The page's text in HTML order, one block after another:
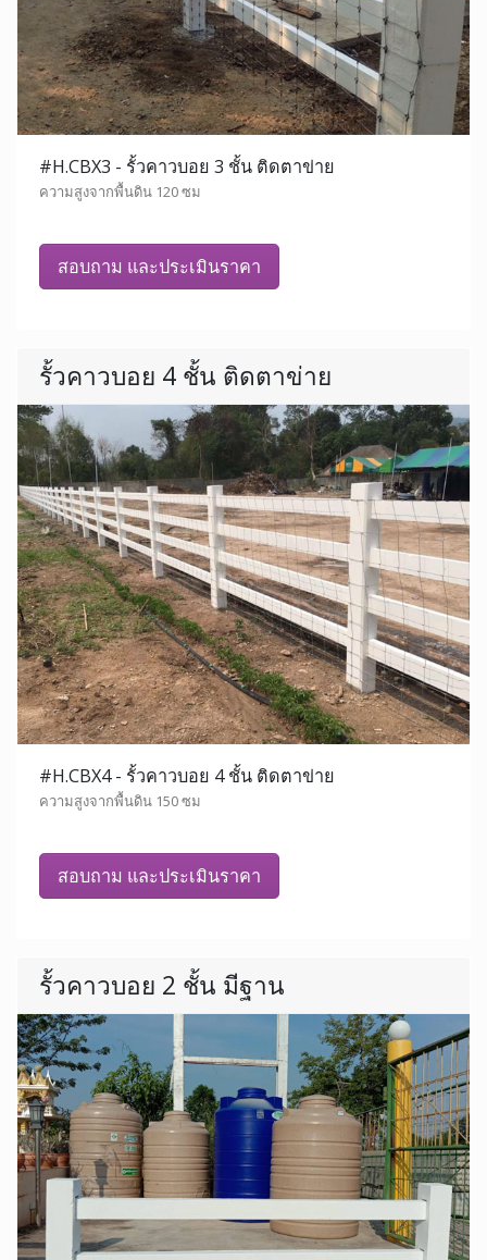
#H.CBX3 - รั้วคาวบอย 3 ชั้น ติดตาข่าย
ความสูงจากพื้นดิน 120 ซม
สอบถาม และประเมินราคา
รั้วคาวบอย 4 ชั้น ติดตาข่าย
#H.CBX4 - รั้วคาวบอย 4 ชั้น ติดตาข่าย
ความสูงจากพื้นดิน 150 ซม
สอบถาม และประเมินราคา
รั้วคาวบอย 2 ชั้น มีฐาน